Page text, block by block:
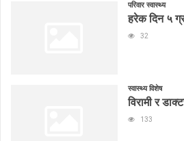
परिवार स्वास्थ्य
हरेक दिन ५
32
स्वास्थ्य विशेष
विरामी र
133